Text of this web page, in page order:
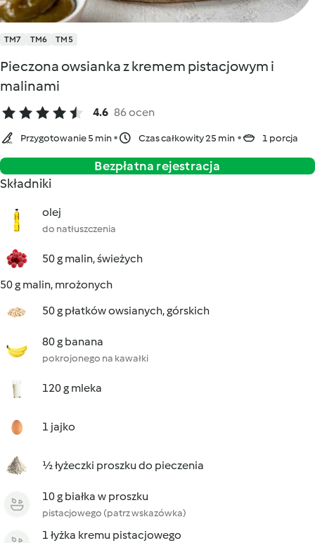
TM7 TM6 TM5
Pieczona owsianka z kremem pistacjowym i
malinami
4.6 86 ocen
Przygotowanie 5 min Czas całkowity 25 min 1 porcja
Bezpłatna rejestracja
Składniki
olej
do natłuszczenia
50 g malin, świeżych
50 g malin, mrożonych
50 g płatków owsianych, górskich
80 g banana
pokrojonego na kawałki
120 g mleka
1 jajko
½ łyżeczki proszku do pieczenia
10 g białka w proszku
pistacjowego (patrz wskazówka)
1 łyżka kremu pistacjowego